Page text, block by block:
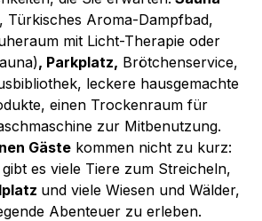
Türkisches Aroma-Dampfbad,
mit Licht-Therapie oder
, Parkplatz, Brötchenservice,
leckere hausgemachte
einen Trockenraum für
zur Mitbenutzung.
Gäste kommen nicht zu kurz:
es viele Tiere zum Streicheln,
und viele Wiesen und Wälder,
Abenteuer zu erleben.